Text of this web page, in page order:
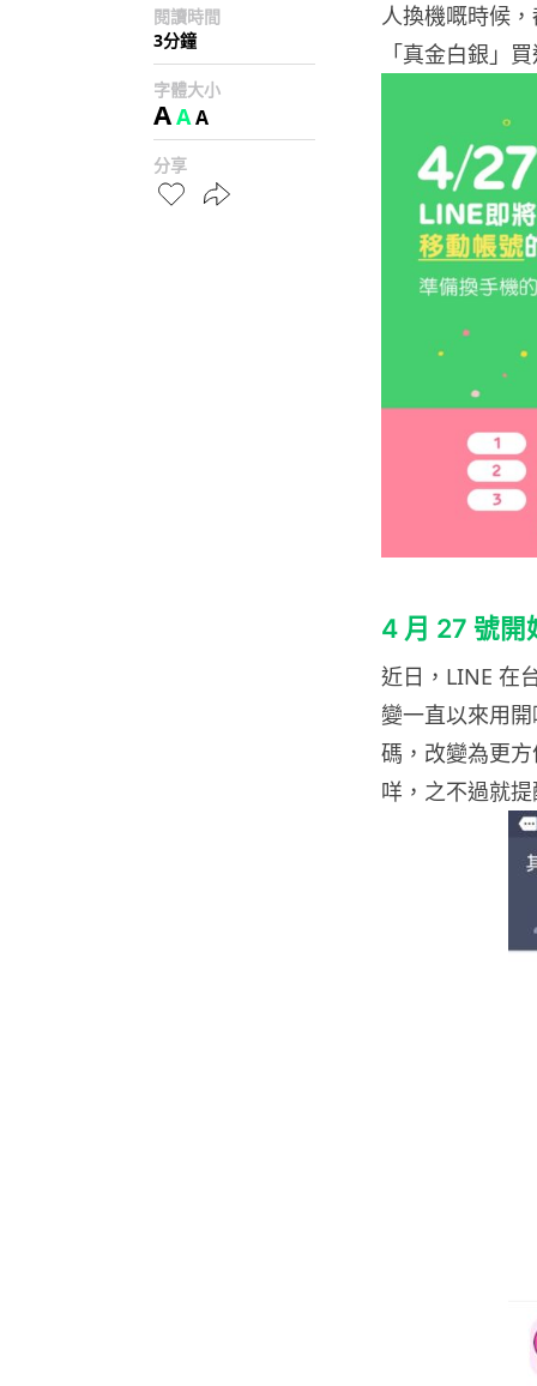
閱讀時間
3分鐘
字體大小
AAA
分享
人換機嘅時候
「真金白銀」
4 月 27 號開
近日，LINE 在
變一直以來用
碼，改變為更
咩，之不過就